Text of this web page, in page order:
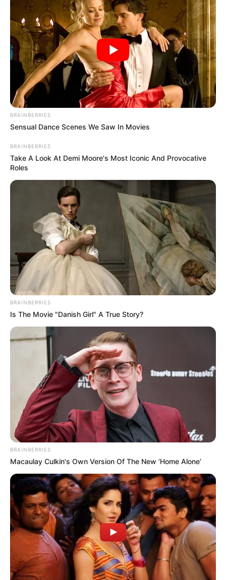
BRAINBERRIES
Sensual Dance Scenes We Saw In Movies
BRAINBERRIES
Take A Look At Demi Moore's Most Iconic And Provocative
Roles
BRAINBERRIES
Is The Movie "Danish Girl" A True Story?
BRAINBERRIES
Macaulay Culkin's Own Version Of The New ‘Home Alone’